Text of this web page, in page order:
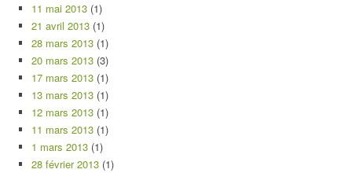
11 mai 2013 (1)
21 avril 2013 (1)
28 mars 2013 (1)
20 mars 2013 (3)
17 mars 2013 (1)
13 mars 2013 (1)
12 mars 2013 (1)
11 mars 2013 (1)
1 mars 2013 (1)
28 février 2013 (1)